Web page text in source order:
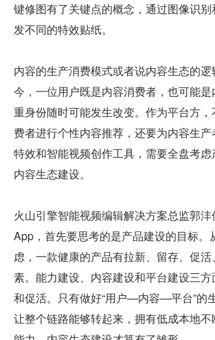
键修图有了关键点的概念，通过图像识
发不同的特效贴纸。
内容的生产消费模式或者说内容生态的
今，一位用户既是内容消费者，也可能是
重身份随时可能发生改变。作为平台方
费者进行个性内容推荐，还要为内容生
特效和智能视频创作工具，需要全盘考
内容生态建设。
火山引擎智能视频编辑解决方案总监郭
App，首先要思考的是产品建设的目标。
虑，一款健康的产品有拉新、留存、促
素。能力建设、内容建设和平台建设三
和促活。只有做好“用户—内容—平台”的
让整个链路能够转起来，拥有低成本地